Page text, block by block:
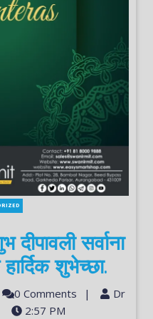
सर्वाना
हार्दिक शुभेच्छा.
0 Comments |
Dr
2:57 PM